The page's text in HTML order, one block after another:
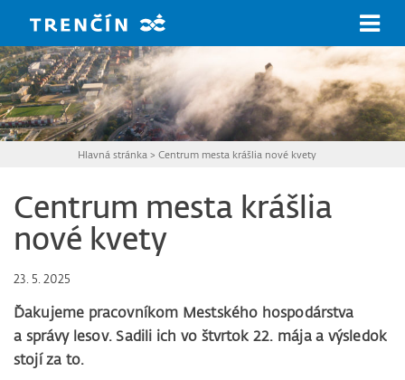
Hlavná stránka >Centrum mesta krášlia nové kvety
Centrum mesta krášlia
nové kvety
23. 5. 2025
Ďakujeme pracovníkom Mestského hospodárstva
a správy lesov. Sadili ich vo štvrtok 22. mája a výsledok
stojí za to.